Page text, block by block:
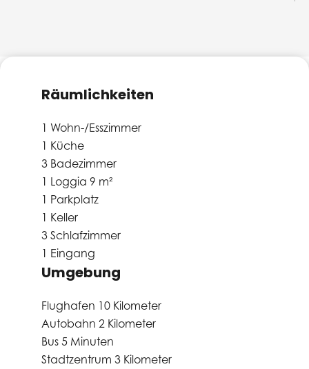
Räumlichkeiten
1 Wohn-/Esszimmer
1 Küche
3 Badezimmer
1 Loggia 9 m²
1 Parkplatz
1 Keller
3 Schlafzimmer
1 Eingang
Umgebung
Flughafen 10 Kilometer
Autobahn 2 Kilometer
Bus 5 Minuten
Stadtzentrum 3 Kilometer